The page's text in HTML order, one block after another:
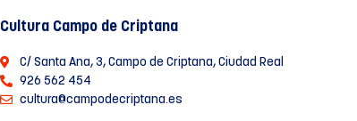
Cultura Campo de Criptana
C/ Santa Ana, 3, Campo de Criptana, Ciudad Real
926 562 454
cultura@campodecriptana.es